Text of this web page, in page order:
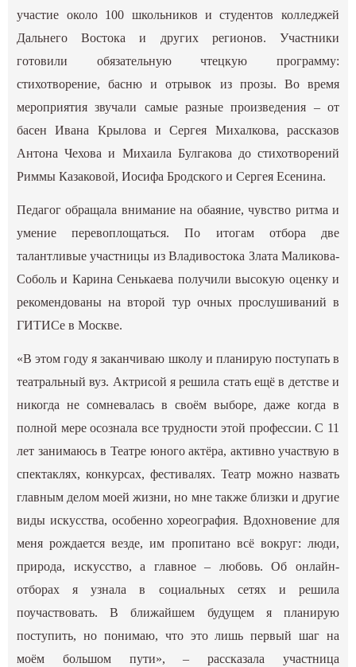
участие около 100 школьников и студентов колледжей
Дальнего Востока и других регионов. Участники
готовили обязательную чтецкую программу:
стихотворение, басню и отрывок из прозы. Во время
мероприятия звучали самые разные произведения – от
басен Ивана Крылова и Сергея Михалкова, рассказов
Антона Чехова и Михаила Булгакова до стихотворений
Риммы Казаковой, Иосифа Бродского и Сергея Есенина.
Педагог обращала внимание на обаяние, чувство ритма и
умение перевоплощаться. По итогам отбора две
талантливые участницы из Владивостока Злата Маликова-
Соболь и Карина Сенькаева получили высокую оценку и
рекомендованы на второй тур очных прослушиваний в
ГИТИСе в Москве.
«В этом году я заканчиваю школу и планирую поступать в
театральный вуз. Актрисой я решила стать ещё в детстве и
никогда не сомневалась в своём выборе, даже когда в
полной мере осознала все трудности этой профессии. С 11
лет занимаюсь в Театре юного актёра, активно участвую в
спектаклях, конкурсах, фестивалях. Театр можно назвать
главным делом моей жизни, но мне также близки и другие
виды искусства, особенно хореография. Вдохновение для
меня рождается везде, им пропитано всё вокруг: люди,
природа, искусство, а главное – любовь. Об онлайн-
отборах я узнала в социальных сетях и решила
поучаствовать. В ближайшем будущем я планирую
поступить, но понимаю, что это лишь первый шаг на
моём большом пути», – рассказала участница